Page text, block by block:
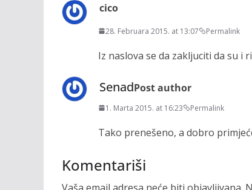
cico
28. Februara 2015. at 13:07 Permalink
Iz naslova se da zakljuciti da su i
SenadPost author
1. Marta 2015. at 16:23 Permalink
Tako prenešeno, a dobro
Komentariši